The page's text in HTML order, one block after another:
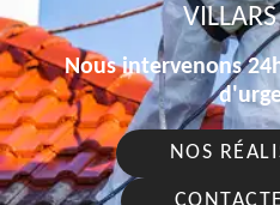
Nous intervenons
NOS